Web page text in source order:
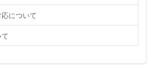
について